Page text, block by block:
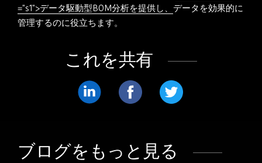
="s1">データ駆動型BOM分析を提供し、 データを効果的に
管理するのに役立ちます。
これを共有
る
る
る
ブログをもっと見る